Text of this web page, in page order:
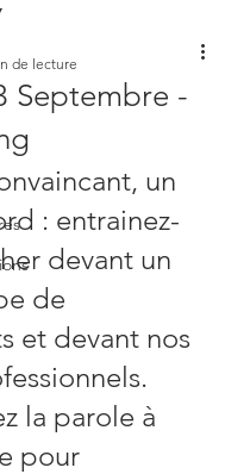
Septembre -
de lecture
un
: entrainez-
devant un
de
et devant nos
la parole à
pour